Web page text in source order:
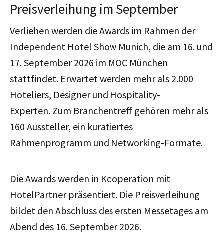
Preisverleihung im September
Verliehen werden die Awards im Rahmen der
Independent Hotel Show Munich, die am 16. und
17. September 2026 im MOC München
stattfindet. Erwartet werden mehr als 2.000
Hoteliers, Designer und Hospitality-
Experten. Zum Branchentreff gehören mehr als
160 Aussteller, ein kuratiertes
Rahmenprogramm und Networking-Formate.
Die Awards werden in Kooperation mit
HotelPartner präsentiert. Die Preisverleihung
bildet den Abschluss des ersten Messetages am
Abend des 16. September 2026.